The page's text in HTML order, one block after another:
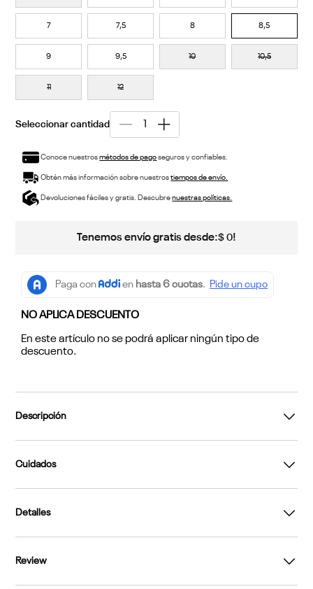
7 7,5 8 8,5
9 9,5 10 10,5
11 12
Conoce nuestrosmétodos de pagoseguros y confiables.
Obtén más información sobre nuestrostiempos de envío.
Devoluciones fáciles y gratis. Descubrenuestras políticas.
Tenemos envío gratis desde:$ 0!
NO APLICA DESCUENTO
En este artículo no se podrá aplicar ningún tipo de
descuento.
Descripción
Cuidados
Detalles
Review